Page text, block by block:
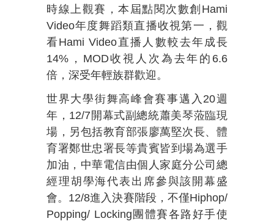
時線上觀賽，本屆點閱次數創Hami
Video年度舞蹈類直播收視第一，觀
看Hami Video直播人數較去年成長
14%，MOD收視人次為去年的6.6
倍，深受年輕族群歡迎。
世界大學街舞高峰會賽事邁入20週
年，12/7開幕式副總統蕭美琴蒞臨現
場，另包括教育部張廖萬堅次長、體
育署鄭世忠署長等貴賓皆到場為選手
加油，中華電信由個人家庭分公司總
經理胡學海代表出席參與該開幕盛
會。12/8進入決賽階段，不僅Hiphop/
Popping/ Locking團體賽各路好手使